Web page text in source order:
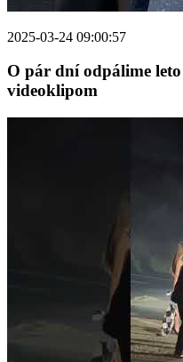
2025-03-24 09:00:57
O pár dní odpálime
videoklipom